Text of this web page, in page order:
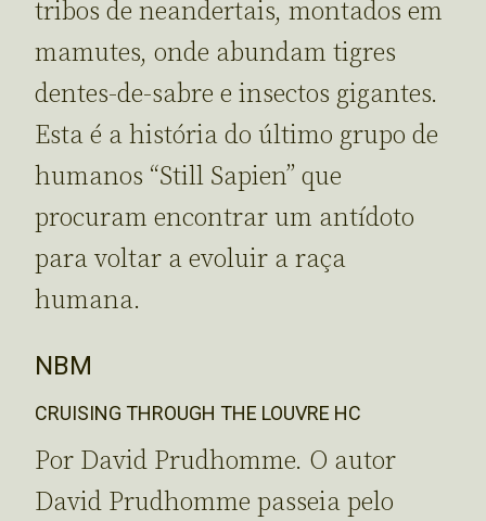
tribos de neandertais, montados em
mamutes, onde abundam tigres
dentes-de-sabre e insectos gigantes.
Esta é a história do último grupo de
humanos “Still Sapien” que
procuram encontrar um antídoto
para voltar a evoluir a raça
humana.
NBM
CRUISING THROUGH THE LOUVRE HC
Por David Prudhomme. O autor
David Prudhomme passeia pelo